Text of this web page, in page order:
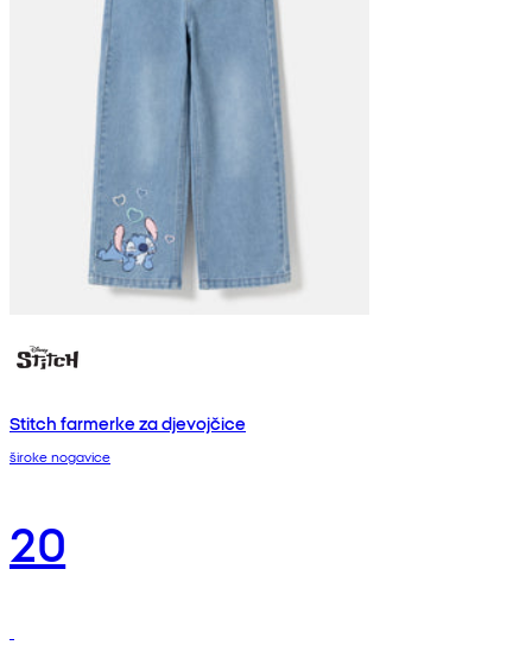
Stitch farmerke za djevojčice
široke nogavice
20